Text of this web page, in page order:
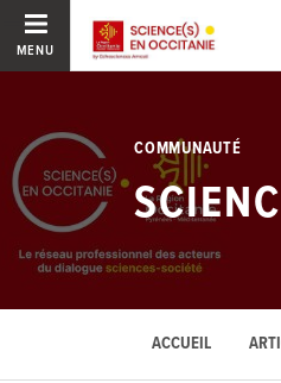
MENU
COMMUNAUTÉ
ACCUEIL